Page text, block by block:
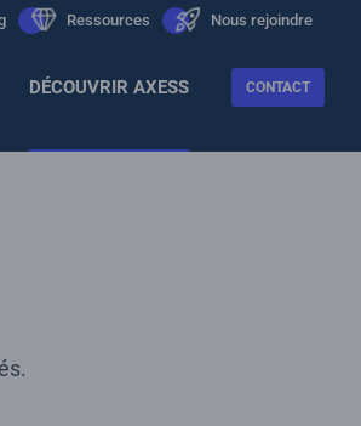
Ressources
icon Nous rejoindre
icon
DÉCOUVRIR AXESS CONTACT